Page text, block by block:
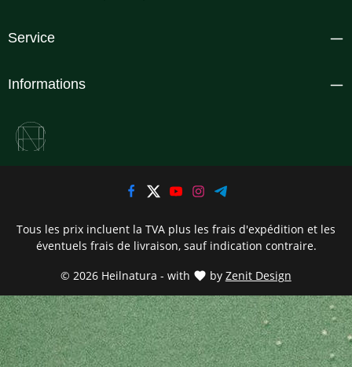
Service
Informations
© 2026 Heilnatura - with by Zenit Design
Tous les prix incluent la TVA plus les frais d'expédition et les
éventuels frais de livraison, sauf indication contraire.